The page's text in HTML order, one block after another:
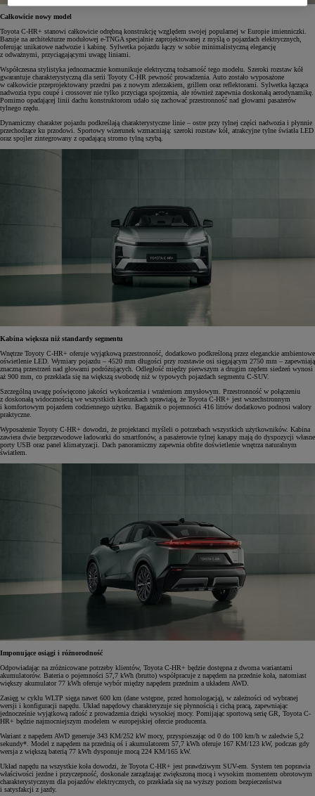
Całkowicie nowy model
Toyota C-HR+ stanowi całkowicie odrębną konstrukcję względem swojej popularnej w Europie imienniczki.
Bazuje na architekturze modułowej e-TNGA specjalnie zaprojektowanej z myślą o pojazdach elektrycznych,
oferując unikatowe nadwozie i kabinę. Sylwetka pojazdu łączy w sobie minimalistyczną elegancję
z odważnymi, przyciągającymi uwagę liniami.
Współczesna stylistyka jednoznacznie komunikuje elektryczną tożsamość tego modelu. Szeroki rozstaw kół
gwarantuje charakterystyczną dla serii Toyoty C-HR pewność prowadzenia. Auto zostało wyposażone
w całkowicie przeprojektowany przedni pas z nowym zderzakiem, grillem oraz reflektorami. Sylwetka łącząca
nadwozia typu coupé i crossover nie tylko przyciąga spojrzenia, ale również zapewnia doskonałą aerodynamikę.
Pomimo opadającej linii dachu konstruktorom udało się zachować przestronność nad głowami pasażerów
tylnego rzędu.
Dynamiczny charakter pojazdu podkreślają charakterystyczne linie – ostre przy tylnej części nadwozia i płynnie
przechodzące ku przodowi. Sportowy wizerunek wzmacniają: szeroki rozstaw kół, atrakcyjne tylne światła LED
oraz spojler zintegrowany z opadającą stromo tylną szybą.
Kabina większa niż standardy segmentu
Wnętrze Toyoty C-HR+ oferuje wyjątkową przestronność, dodatkowo podkreśloną przez eleganckie ambientowe
oświetlenie LED. Wymiary pojazdu – 4520 mm długości przy rozstawie osi sięgającym 2750 mm – zapewniają
znaczną przestrzeń nad głowami podróżujących. Odległość między pierwszym a drugim rzędem siedzeń wynosi
aż 900 mm, co przekłada się na większą swobodę niż w typowych pojazdach segmentu C-SUV.
Szczególną uwagę poświęcono jakości wykończenia i wrażeniom zmysłowym. Przestronność w połączeniu
z doskonałą widocznością we wszystkich kierunkach sprawiają, że Toyota C-HR+ jest wszechstronnym
i komfortowym pojazdem codziennego użytku. Bagażnik o pojemności 416 litrów dodatkowo podnosi walory
praktyczne.
Wyposażenie Toyoty C-HR+ dowodzi, że projektanci myśleli o potrzebach wszystkich użytkowników. Kabina
zawiera dwie bezprzewodowe ładowarki do smartfonów, a pasażerowie tylnej kanapy mają do dyspozycji własne
porty USB oraz panel klimatyzacji. Dach panoramiczny zapewnia obfite doświetlenie wnętrza naturalnym
światłem.
Imponujące osiągi i różnorodność
Odpowiadając na zróżnicowane potrzeby klientów, Toyota C-HR+ będzie dostępna z dwoma wariantami
akumulatorów. Bateria o pojemności 57,7 kWh (brutto) współpracuje z napędem na przednie koła, natomiast
większy akumulator 77 kWh oferuje wybór między napędem przednim a układem AWD.
Zasięg w cyklu WLTP sięga nawet 600 km (dane wstępne, przed homologacją), w zależności od wybranej
wersji i konfiguracji napędu. Układ napędowy charakteryzuje się płynnością i cichą pracą, zapewniając
jednocześnie wyjątkową radość z prowadzenia dzięki wysokiej mocy. Pomijając sportową serię GR, Toyota C-
HR+ będzie najmocniejszym modelem w europejskiej ofercie producenta.
Wariant z napędem AWD generuje 343 KM/252 kW mocy, przyspieszając od 0 do 100 km/h w zaledwie 5,2
sekundy*. Model z napędem na przednią oś i akumulatorem 57,7 kWh oferuje 167 KM/123 kW, podczas gdy
wersja z większą baterią 77 kWh dysponuje mocą 224 KM/165 kW.
Układ napędu na wszystkie koła dowodzi, że Toyota C-HR+ jest prawdziwym SUV-em. System ten poprawia
właściwości jezdne i przyczepność, doskonale zarządzając zwiększoną mocą i wysokim momentem obrotowym
charakterystycznym dla pojazdów elektrycznych, co przekłada się na wyższy poziom bezpieczeństwa
i satysfakcji z jazdy.